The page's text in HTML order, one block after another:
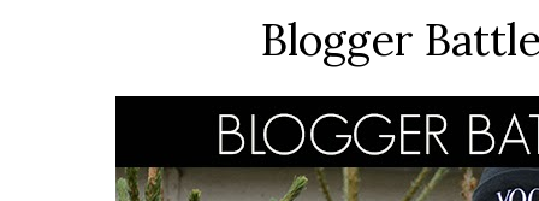
Blogger